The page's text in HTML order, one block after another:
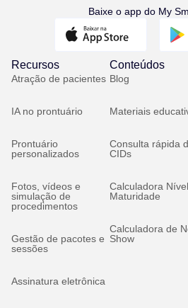
Baixe o app do My
Recursos
Atração de pacientes
IA no prontuário
Prontuário
personalizados
Fotos, vídeos e
simulação de
procedimentos
Gestão de pacotes e
sessões
Assinatura eletrônica
Conteúdos
Blog
Materiais
Consulta rápida
CIDs
Calculadora
Maturidade
Calculadora de
Show